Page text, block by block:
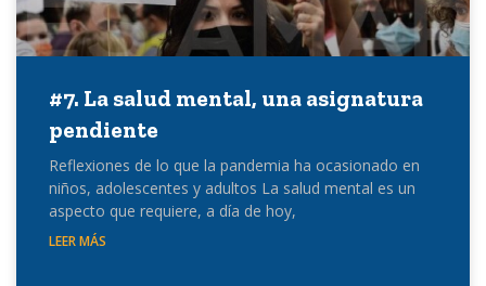
#7. La salud mental, una asignatura
pendiente
Reflexiones de lo que la pandemia ha ocasionado en
niños, adolescentes y adultos La salud mental es un
aspecto que requiere, a día de hoy,
LEER MÁS